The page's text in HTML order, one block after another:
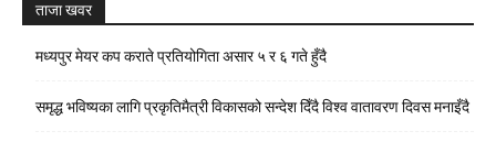
ताजा खवर
मध्यपुर मेयर कप कराते प्रतियोगिता असार ५ र ६ गते हुँदै
समृद्ध भविष्यका लागि प्रकृतिमैत्री विकासको सन्देश दिँदै विश्व वातावरण दिवस मनाइँदै